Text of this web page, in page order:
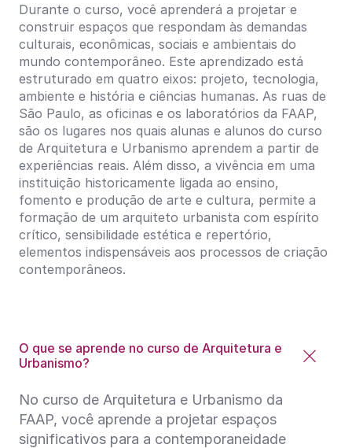
Durante o curso, você aprenderá a projetar e
construir espaços que respondam às demandas
culturais, econômicas, sociais e ambientais do
mundo contemporâneo. Este aprendizado está
estruturado em quatro eixos: projeto, tecnologia,
ambiente e história e ciências humanas. As ruas de
São Paulo, as oficinas e os laboratórios da FAAP,
são os lugares nos quais alunas e alunos do curso
de Arquitetura e Urbanismo aprendem a partir de
experiências reais. Além disso, a vivência em uma
instituição historicamente ligada ao ensino,
fomento e produção de arte e cultura, permite a
formação de um arquiteto urbanista com espírito
crítico, sensibilidade estética e repertório,
elementos indispensáveis aos processos de criação
contemporâneos.
O que se aprende no curso de Arquitetura e
Urbanismo?
No curso de Arquitetura e Urbanismo da
FAAP, você aprende a projetar espaços
significativos para a contemporaneidade